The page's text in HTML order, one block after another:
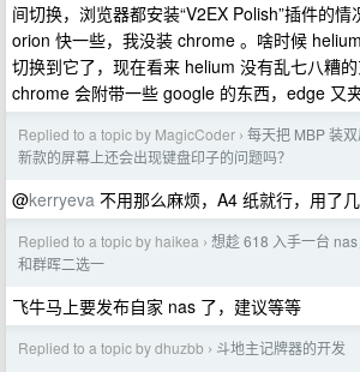
间切换，浏览器都安装“V2EX Polish”插件的
orion 快一些，我没装 chrome 。啥时候
切换到它了，现在看来 helium 没有乱七八糟的
chrome 会附带一些 google 的东西，edge 又
Replied to a topic by MagicCoder › 每天把 MBP 装双
新款的屏幕上还会出现键盘印子的问题吗？
@kerryeva 不用那么麻烦，A4 纸就行，用了
Replied to a topic by haikea › 想趁 618 入手一台
和群晖二选一
飞牛马上要发布自家 nas 了，建议等等
Replied to a topic by dhuzbb › 斗地主记牌器的开发